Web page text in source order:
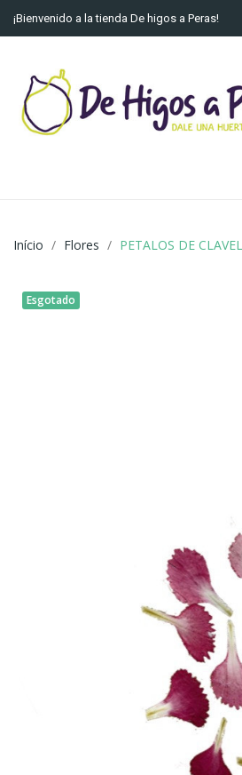
¡Bienvenido a la tienda De higos a Peras!
Início Flores PETALOS DE CLAVEL
Esgotado